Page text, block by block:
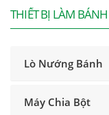
THIẾT BỊ LÀM BÁNH
Lò Nướng Bánh
Máy Chia Bột